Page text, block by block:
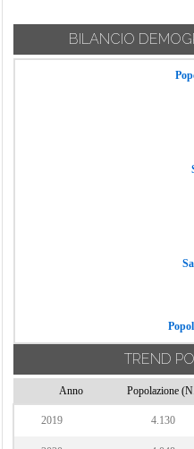
BILANCIO
TREND
Anno Popolazione
2019 4.130